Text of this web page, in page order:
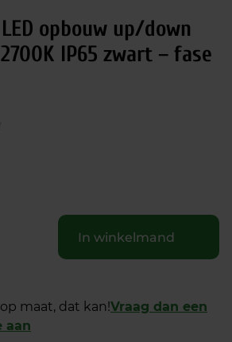
opbouw up/down
IP65 zwart – fase
In winkelmand
maat, dat kan!Vraag dan een
aan